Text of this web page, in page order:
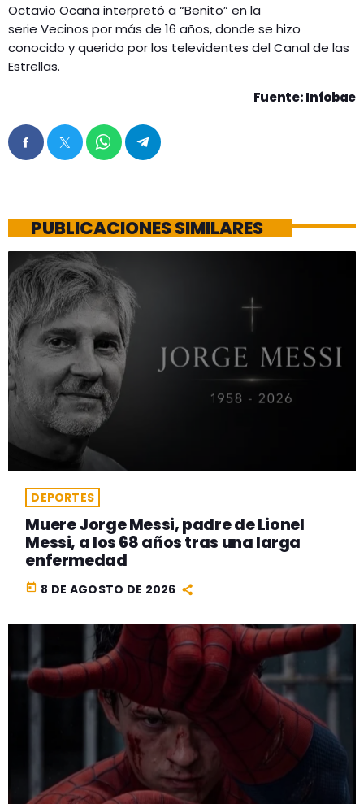
Octavio Ocaña interpretó a “Benito” en la
serie Vecinos por más de 16 años, donde se hizo
conocido y querido por los televidentes del Canal de las
Estrellas.
Fuente: Infobae
PUBLICACIONES SIMILARES
DEPORTES
Muere Jorge Messi, padre de Lionel
Messi, a los 68 años tras una larga
enfermedad
today 8 DE AGOSTO DE 2026